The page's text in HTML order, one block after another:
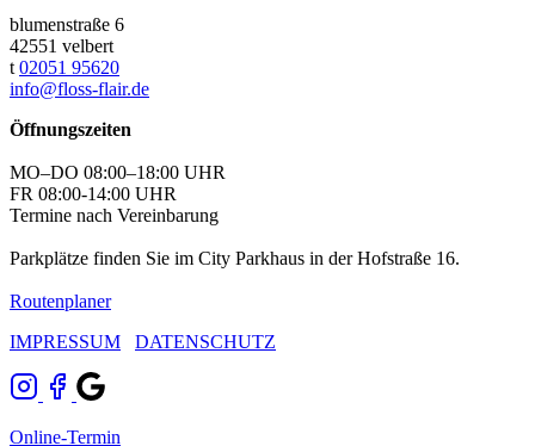
blumenstraße 6
42551 velbert
t02051 95620
info@floss-flair.de
Öffnungszeiten
MO–DO 08:00–18:00 UHR
FR 08:00-14:00 UHR
Termine nach Vereinbarung
Parkplätze finden Sie im City Parkhaus in der Hofstraße 16.
Routenplaner
IMPRESSUM
DATENSCHUTZ
Online-Termin